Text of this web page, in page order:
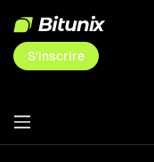
S'inscrire